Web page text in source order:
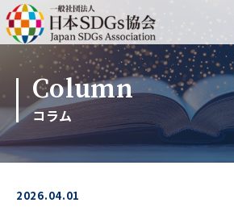
Column
コラム
2026.04.01